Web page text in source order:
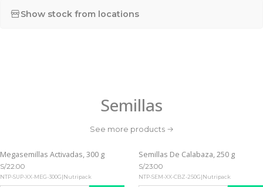
Show stock from locations
Semillas
See more products
Megasemillas Activadas, 300 g
S/22.00
NTP-SUP-XX-MEG-300G|Nutripack
Semillas De Calabaza, 250 g
S/23.00
NTP-SEM-XX-CBZ-250G|Nutripack